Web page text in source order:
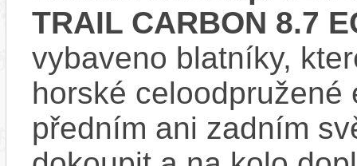
TRAIL CARBON 8.7
vybaveno blatníky,
horské
předním ani zadním